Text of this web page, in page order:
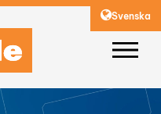
Svenska